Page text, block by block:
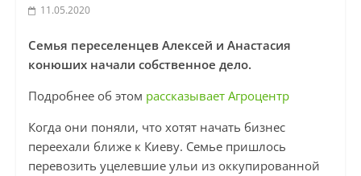
11.05.2020
Семья переселенцев Алексей и Анастасия
конюших начали собственное дело.
Подробнее об этом рассказывает Агроцентр
Когда они поняли, что хотят начать бизнес
переехали ближе к Киеву. Семье пришлось
перевозить уцелевшие ульи из оккупированной